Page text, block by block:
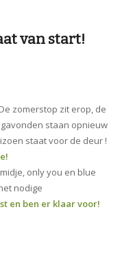
van start!
zomerstop zit erop, de
staan opnieuw
staat voor de deur !
only you en blue
nodige
en ben er klaar voor!